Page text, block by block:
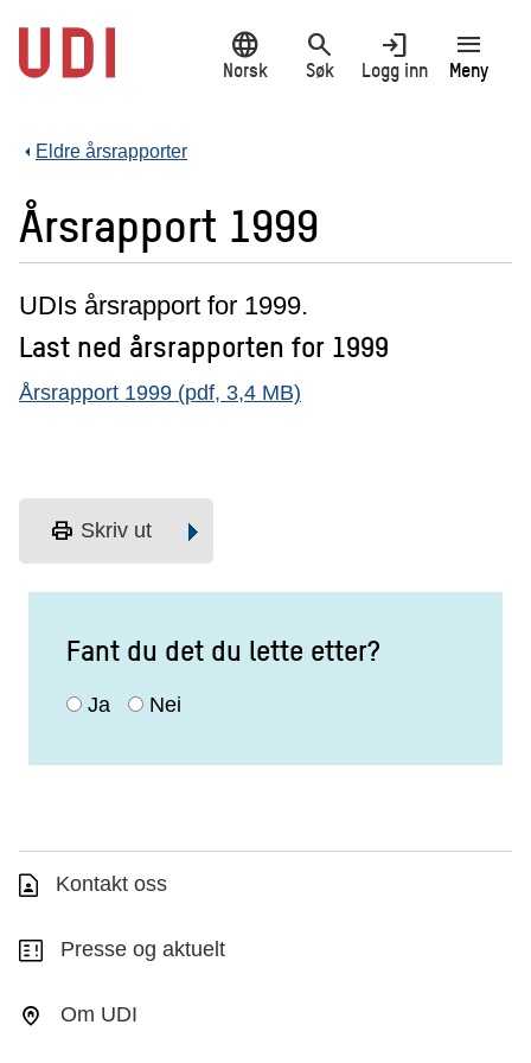
hovedinnhold
language
Norsk
search
Søk
login
Logg inn
menu
Meny
Eldre årsrapporter
Årsrapport 1999
UDIs årsrapport for 1999.
Last ned årsrapporten for 1999
Årsrapport 1999 (pdf, 3,4 MB)
print Skriv ut
Fant du det du lette etter?
Ja Nei
Kontakt oss
Presse og aktuelt
Om UDI